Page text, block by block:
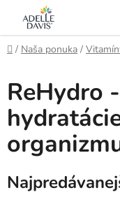
obsah
Domov
/ Naša ponuka /
ReHydro
AI